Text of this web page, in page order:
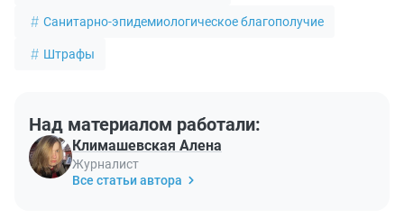
Санитарно-эпидемиологическое благополучие
Штрафы
Над материалом работали:
Климашевская Алена
Журналист
Все статьи автора